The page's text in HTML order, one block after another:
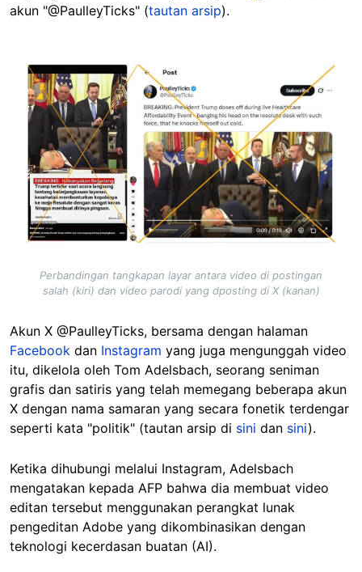
akun "@PaulleyTicks" (tautan arsip).
Image
Perbandingan tangkapan layar antara video di postingan
salah (kiri) dan video parodi yang dposting di X (kanan)
Akun X @PaulleyTicks, bersama dengan halaman
Facebook dan Instagram yang juga mengunggah video
itu, dikelola oleh Tom Adelsbach, seorang seniman
grafis dan satiris yang telah memegang beberapa akun
X dengan nama samaran yang secara fonetik terdengar
seperti kata "politik" (tautan arsip di sini dan sini).
Ketika dihubungi melalui Instagram, Adelsbach
mengatakan kepada AFP bahwa dia membuat video
editan tersebut menggunakan perangkat lunak
pengeditan Adobe yang dikombinasikan dengan
teknologi kecerdasan buatan (AI).